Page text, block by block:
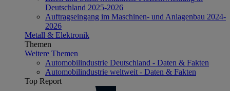
Deutschland 2025-2026
Auftragseingang im Maschinen- und Anlagenbau 2024-
2026
Metall & Elektronik
Themen
Weitere Themen
Automobilindustrie Deutschland - Daten & Fakten
Automobilindustrie weltweit - Daten & Fakten
Top Report